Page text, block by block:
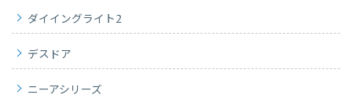
ダイイングライト2
デスドア
ニーアシリーズ